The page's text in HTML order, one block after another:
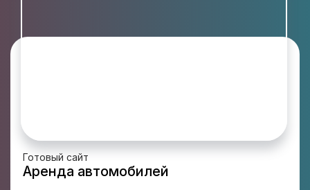
Готовый сайт
Аренда автомобилей